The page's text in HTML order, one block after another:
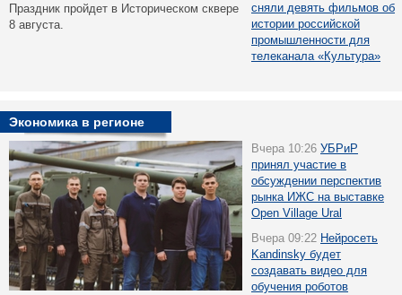
Праздник пройдет в Историческом сквере
8 августа.
сняли девять фильмов об
истории российской
промышленности для
телеканала «Культура»
Экономика в регионе
Вчера 10:26 УБРиР
принял участие в
обсуждении перспектив
рынка ИЖС на выставке
Open Village Ural
Вчера 09:22 Нейросеть
Kandinsky будет
создавать видео для
обучения роботов